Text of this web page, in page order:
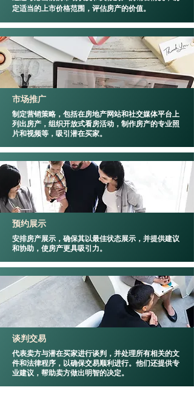
定适当的上市价格范围，评估房产的价值。
市场推广
制定营销策略，包括在房地产网站和社交媒体平台上
列出房产，组织开放式看房活动，制作房产的专业照
片和视频等，吸引潜在买家。
预约展示
安排房产展示，确保其以最佳状态展示，并提供建议
和协助，使房产更具吸引力。
谈判交易
代表卖方与潜在买家进行谈判，并处理所有相关的文
件和法律程序，以确保交易顺利进行。他们还提供专
业建议，帮助卖方做出明智的决定。